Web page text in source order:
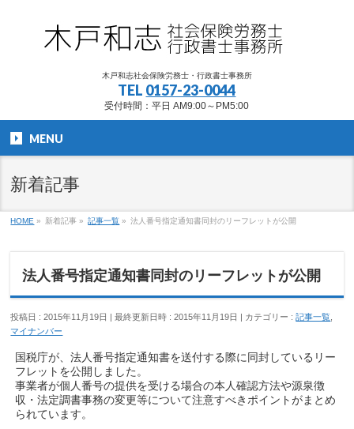
木戸和志社会保険労務士・行政書士事務所
TEL 0157-23-0044
受付時間：平日 AM9:00～PM5:00
MENU
新着記事
HOME » 新着記事 » 記事一覧 » 法人番号指定通知書同封のリーフレットが公開
法人番号指定通知書同封のリーフレットが公開
投稿日 : 2015年11月19日 最終更新日時 : 2015年11月19日 カテゴリー :記事一覧
マイナンバー
国税庁が、法人番号指定通知書を送付する際に同封しているリー
フレットを公開しました。
事業者が個人番号の提供を受ける場合の本人確認方法や源泉徴
収・法定調書事務の変更等について注意すべきポイントがまとめ
られています。